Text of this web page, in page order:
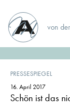
von
PRESSESPIEGEL
16. April 2017
Schön ist das